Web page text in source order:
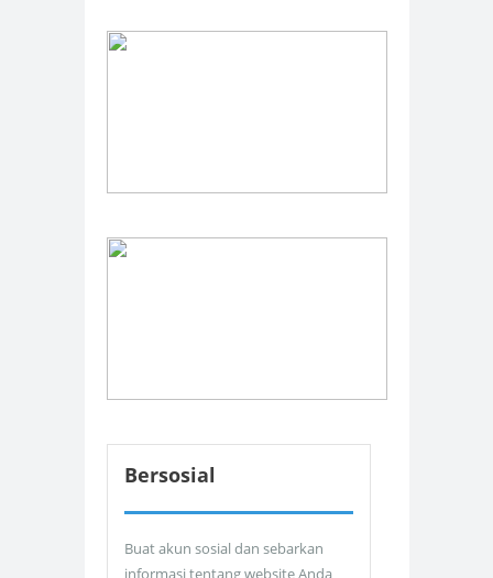
Bersosial
Buat akun sosial dan sebarkan
informasi tentang website Anda